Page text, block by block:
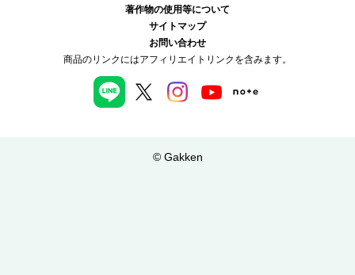
著作物の使用等について
サイトマップ
お問い合わせ
商品のリンクにはアフィリエイトリンクを含みます。
© Gakken